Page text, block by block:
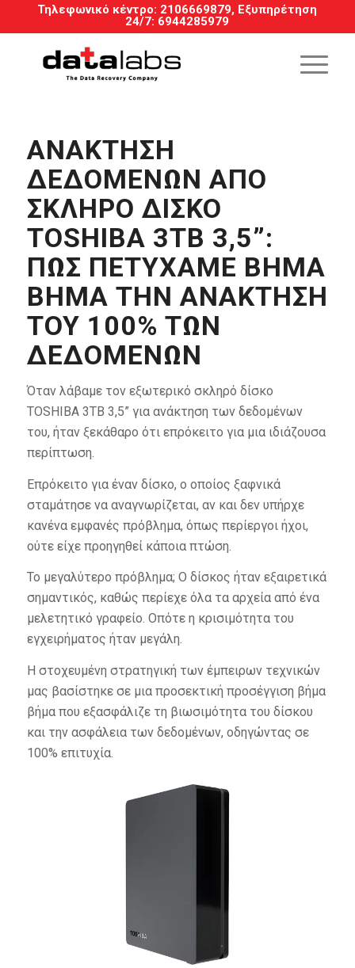
Τηλεφωνικό κέντρο: 2106669879, Εξυπηρέτηση
24/7: 6944285979
ΑΝΑΚΤΗΣΗ
ΔΕΔΟΜΕΝΩΝ ΑΠΟ
ΣΚΛΗΡΟ ΔΙΣΚΟ
TOSHIBA 3TB 3,5”:
ΠΏΣ ΠΕΤΎΧΑΜΕ ΒΉΜΑ
ΒΉΜΑ ΤΗΝ ΑΝΆΚΤΗΣΗ
ΤΟΥ 100% ΤΩΝ
ΔΕΔΟΜΈΝΩΝ
Όταν λάβαμε τον εξωτερικό σκληρό δίσκο
TOSHIBA 3TB 3,5” για ανάκτηση των δεδομένων
του, ήταν ξεκάθαρο ότι επρόκειτο για μια ιδιάζουσα
περίπτωση.
Επρόκειτο για έναν δίσκο, ο οποίος ξαφνικά
σταμάτησε να αναγνωρίζεται, αν και δεν υπήρχε
κανένα εμφανές πρόβλημα, όπως περίεργοι ήχοι,
ούτε είχε προηγηθεί κάποια πτώση.
Το μεγαλύτερο πρόβλημα; Ο δίσκος ήταν εξαιρετικά
σημαντικός, καθώς περίεχε όλα τα αρχεία από ένα
μελετητικό γραφείο. Οπότε η κρισιμότητα του
εγχειρήματος ήταν μεγάλη.
Η στοχευμένη στρατηγική των έμπειρων τεχνικών
μας βασίστηκε σε μια προσεκτική προσέγγιση βήμα
βήμα που εξασφάλιζε τη βιωσιμότητα του δίσκου
και την ασφάλεια των δεδομένων, οδηγώντας σε
100% επιτυχία.